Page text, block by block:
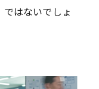
はないでしょ